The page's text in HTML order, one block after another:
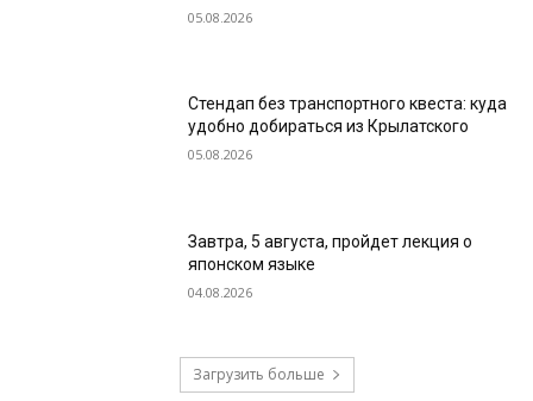
05.08.2026
Стендап без транспортного квеста: куда
удобно добираться из Крылатского
05.08.2026
Завтра, 5 августа, пройдет лекция о
японском языке
04.08.2026
Загрузить больше